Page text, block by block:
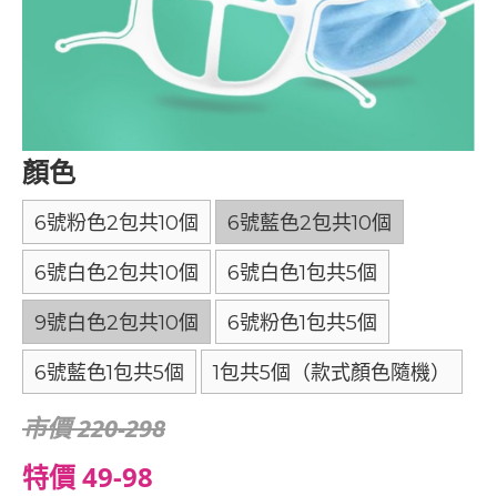
顏色
6號粉色2包共10個 6號藍色2包共10個
6號白色2包共10個 6號白色1包共5個
9號白色2包共10個 6號粉色1包共5個
6號藍色1包共5個 1包共5個（款式顏色隨機）
市價 220-298
特價 49-98